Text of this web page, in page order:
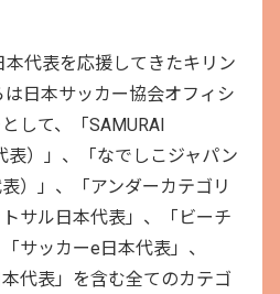
代表を応援してきたキリン
日本サッカー協会オフィシ
して、「SAMURAI
表）」、「なでしこジャパン
）」、「アンダーカテゴリ
サル日本代表」、「ビーチ
サッカーe日本代表」、
本代表」を含む全てのカテゴ